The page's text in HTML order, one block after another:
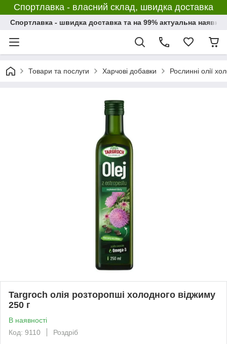
Спортлавка - власний склад, швидка доставка
Спортлавка - швидка доставка та на 99% актуальна
Товари та послуги Харчові добавки Рослинні олії
Targroch олія розторопші холодного віджиму
250 г
В наявності
Код: 9110
Роздріб